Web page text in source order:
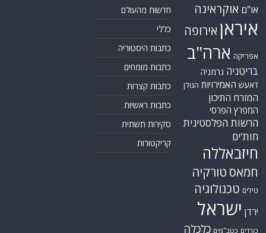
או"ם אוקראינה
איראן אירופה
אפריקה ארה"ב
בריטניה גרמניה
דאעש האמירויות הגולן
המזרח התיכון
המפרץ הפרסי
הרשות הפלסטינית
חות'ים
חיזבאללה
חמאס טורקיה
טילים טכנולוגיה
ירדן ישראל
כורדים כטב"מים כלכלה
חדשות מהעולם
כללי
כתבות היסטוריה
כתבות מומחים
כתבות קצרות
כתבות ראשיות
סקירות תשתית
קריקטורות